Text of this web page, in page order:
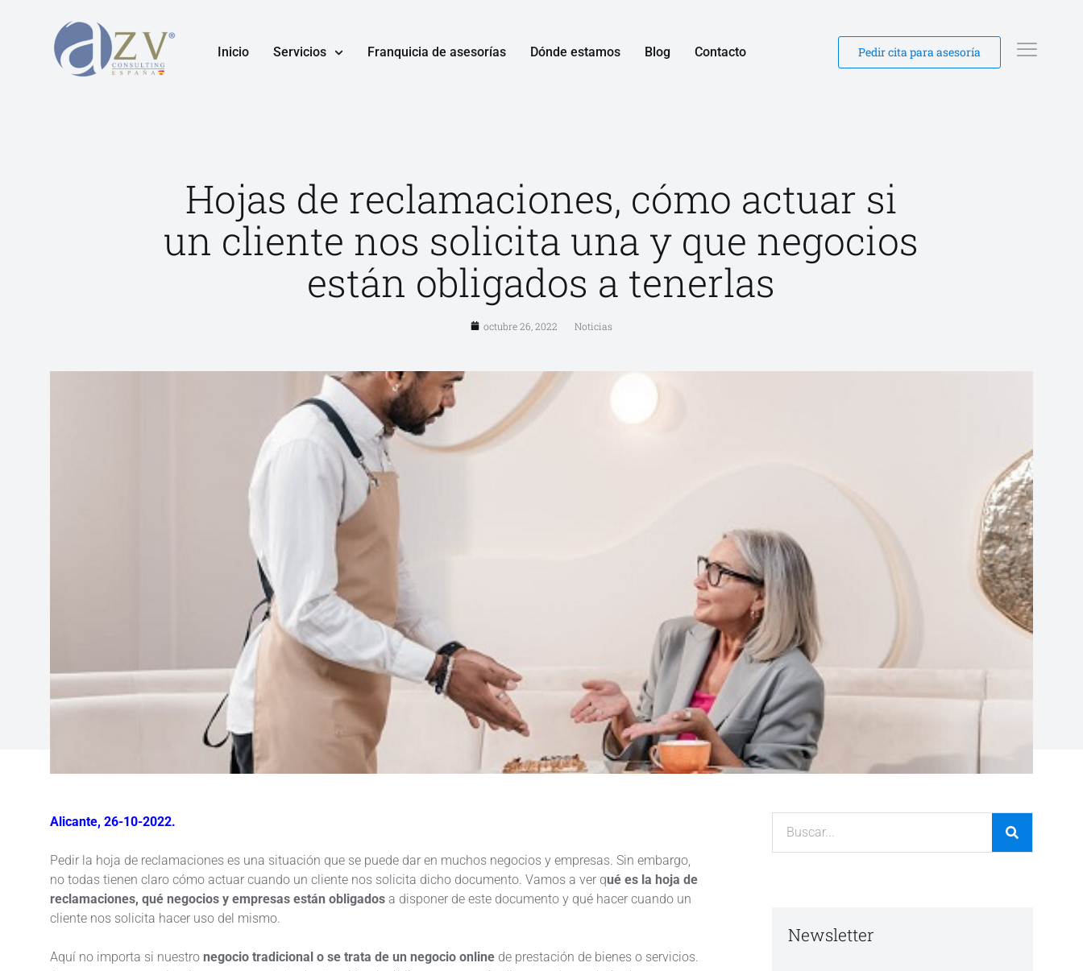
Inicio Servicios Franquicia de asesorías Dónde estamos Blog Contacto Pedir cita para asesoría
Hojas de reclamaciones, cómo actuar si
un cliente nos solicita una y que negocios
están obligados a tenerlas
octubre 26, 2022 Noticias
Alicante, 26-10-2022.
Pedir la hoja de reclamaciones es una situación que se puede dar en muchos negocios y empresas. Sin embargo,
no todas tienen claro cómo actuar cuando un cliente nos solicita dicho documento. Vamos a ver qué es la hoja de
reclamaciones, qué negocios y empresas están obligados a disponer de este documento y qué hacer cuando un
cliente nos solicita hacer uso del mismo.
Aquí no importa si nuestro negocio tradicional o se trata de un negocio online de prestación de bienes o servicios.
Newsletter